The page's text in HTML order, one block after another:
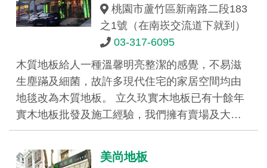
桃園市蘆竹區新南路二段183
之1號（在南崁交流道下就到）
03-317-6095
木質地板給人一種溫馨明亮整潔的感覺，不易滋
生塵蹣及細菌，故許多現代住宅的家居空間均由
地毯改為木質地板。 立久玖實木地板已有十餘年
實木地板批發及施工經驗，我們擁有賣場及大…
美尚地板